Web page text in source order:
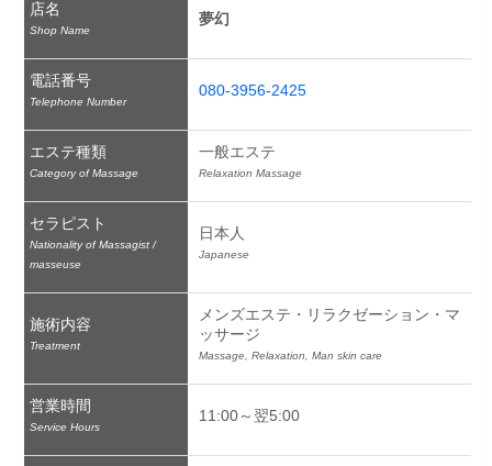
店名
Shop Name
夢幻
電話番号
Telephone Number
080-3956-2425
エステ種類
Category of Massage
一般エステ
Relaxation Massage
セラピスト
Nationality of Massagist /
masseuse
日本人
Japanese
施術内容
Treatment
メンズエステ・リラクゼーション・マ
ッサージ
Massage, Relaxation, Man skin care
営業時間
Service Hours
11:00～翌5:00